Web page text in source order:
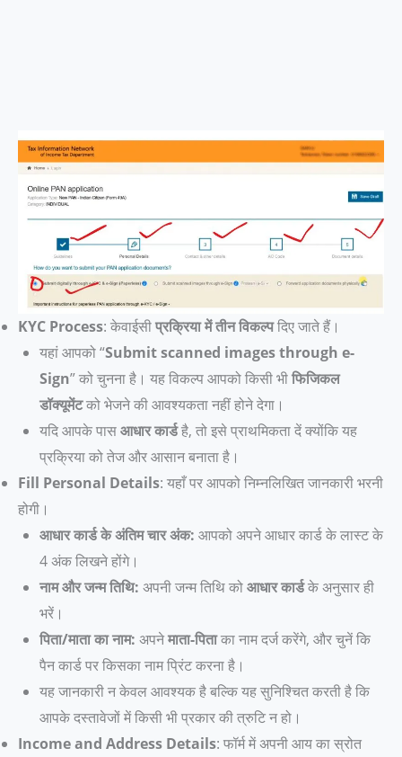
KYC Process: केवाईसीप्रक्रिया में तीन विकल्पदिए जाते हैं।
यहां आपको “Submit scanned images through e-
Sign” को चुनना है। यह विकल्प आपको किसी भीफिजिकल
डॉक्यूमेंटको भेजने की आवश्यकता नहीं होने देगा।
यदि आपके पासआधार कार्डहै, तो इसे प्राथमिकता दें क्योंकि यह
प्रक्रिया को तेज और आसान बनाता है।
Fill Personal Details: यहाँ पर आपको निम्नलिखित जानकारी भरनी
होगी।
आधार कार्ड के अंतिम चार अंक: आपको अपने आधार कार्ड के लास्ट के
4 अंक लिखने होंगे।
नाम और जन्म तिथि: अपनी जन्म तिथि कोआधार कार्डके अनुसार ही
भरें।
पिता/माता का नाम: अपनेमाता-पिताका नाम दर्ज करेंगे, और चुनें कि
पैन कार्ड पर किसका नाम प्रिंट करना है।
यह जानकारी न केवल आवश्यक है बल्कि यह सुनिश्चित करती है कि
आपके दस्तावेजों में किसी भी प्रकार की त्रुटि न हो।
Income and Address Details: फॉर्म में अपनी आय का स्रोत